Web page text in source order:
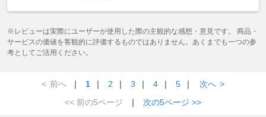
※レビューは実際にユーザーが使用した際の主観的な感想・意見です。 商品・
サービスの価値を客観的に評価するものではありません。あくまでも一つの参
考としてご活用ください。
< 前へ ｜ 1 ｜ 2 ｜ 3 ｜ 4 ｜ 5 ｜ 次へ >
<< 前の5ページ
｜ 次の5ページ >>